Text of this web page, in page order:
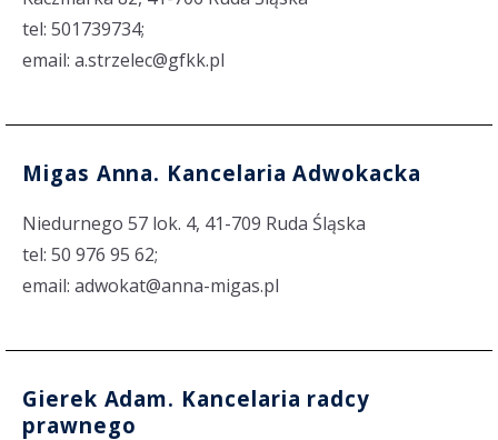
tel: 501739734;
email: a.strzelec@gfkk.pl
Migas Anna. Kancelaria Adwokacka
Niedurnego 57 lok. 4, 41-709 Ruda Śląska
tel: 50 976 95 62;
email: adwokat@anna-migas.pl
Gierek Adam. Kancelaria radcy
prawnego